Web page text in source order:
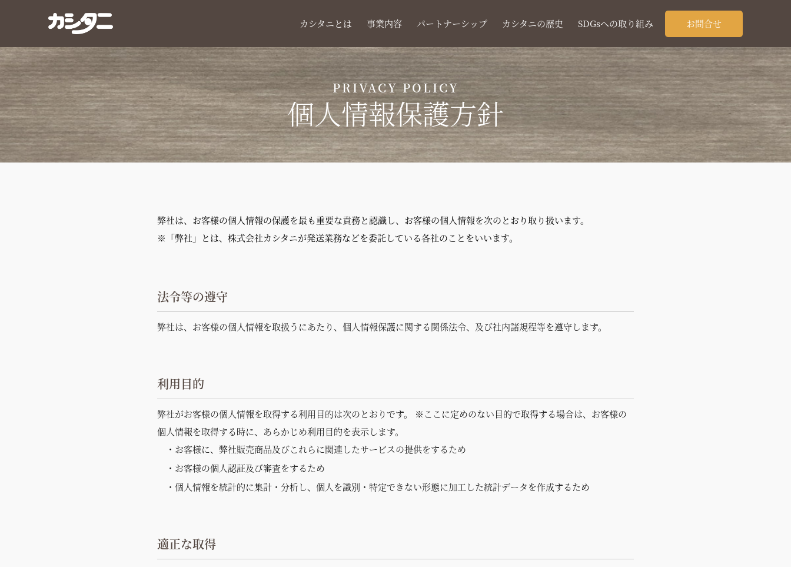
カシタニとは 事業内容 パートナーシップ カシタニの歴史 SDGsへの取り組み お問合せ
PRIVACY POLICY
個人情報保護方針
弊社は、お客様の個人情報の保護を最も重要な責務と認識し、お客様の個人情報を次のとおり取り扱います。
※「弊社」とは、株式会社カシタニが発送業務などを委託している各社のことをいいます。
法令等の遵守
弊社は、お客様の個人情報を取扱うにあたり、個人情報保護に関する関係法令、及び社内諸規程等を遵守します。
利用目的
弊社がお客様の個人情報を取得する利用目的は次のとおりです。 ※ここに定めのない目的で取得する場合は、お客様の
個人情報を取得する時に、あらかじめ利用目的を表示します。
・お客様に、弊社販売商品及びこれらに関連したサービスの提供をするため
・お客様の個人認証及び審査をするため
・個人情報を統計的に集計・分析し、個人を識別・特定できない形態に加工した統計データを作成するため
適正な取得